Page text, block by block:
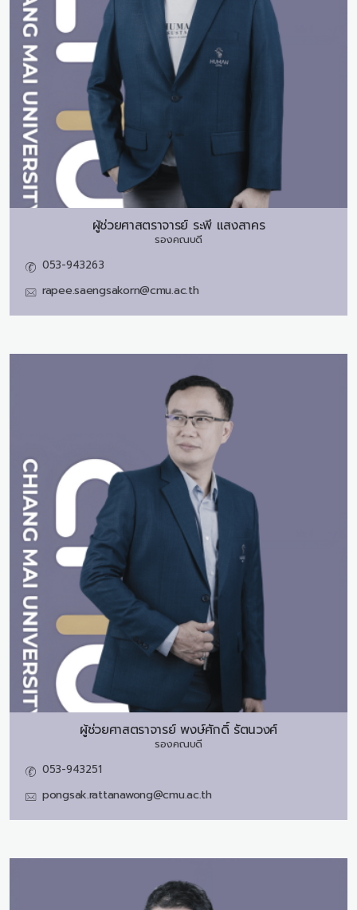
ผู้ช่วยศาสตราจารย์ ระพี แสงสาคร
รองคณบดี
053-943263
rapee.saengsakorn@cmu.ac.th
ผู้ช่วยศาสตราจารย์ พงษ์ศักดิ์ รัตนวงศ์
รองคณบดี
053-943251
pongsak.rattanawong@cmu.ac.th